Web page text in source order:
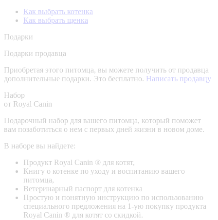
Как выбрать котенка
Как выбрать щенка
Подарки
Подарки продавца
Приобретая этого питомца, вы можете получить от продавца
дополнительные подарки. Это бесплатно. Написать продавцу
Набор
от Royal Canin
Подарочный набор для вашего питомца, который поможет
вам позаботиться о нем с первых дней жизни в новом доме.
В наборе вы найдете:
Продукт Royal Canin ® для котят,
Книгу о котенке по уходу и воспитанию вашего
питомца,
Ветеринарный паспорт для котенка
Простую и понятную инструкцию по использованию
специального предложения на 1-ую покупку продукта
Royal Canin ® для котят со скидкой.